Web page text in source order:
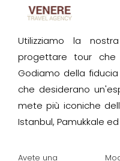
Utilizziamo la
progettare tour che
Godiamo della
che desiderano
mete più iconiche
Istanbul, Pamukkale ed
Avete una